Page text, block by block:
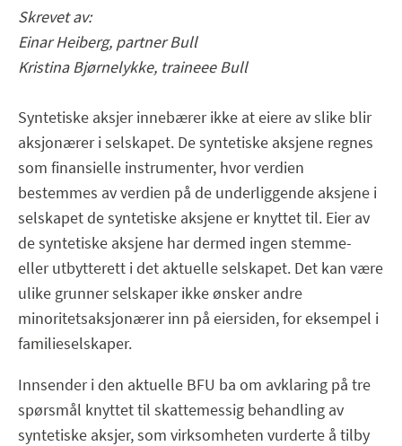
Skrevet av:
Einar Heiberg, partner Bull
Kristina Bjørnelykke, traineee Bull
Syntetiske aksjer innebærer ikke at eiere av slike blir
aksjonærer i selskapet. De syntetiske aksjene regnes
som finansielle instrumenter, hvor verdien
bestemmes av verdien på de underliggende aksjene i
selskapet de syntetiske aksjene er knyttet til. Eier av
de syntetiske aksjene har dermed ingen stemme-
eller utbytterett i det aktuelle selskapet. Det kan være
ulike grunner selskaper ikke ønsker andre
minoritetsaksjonærer inn på eiersiden, for eksempel i
familieselskaper.
Innsender i den aktuelle BFU ba om avklaring på tre
spørsmål knyttet til skattemessig behandling av
syntetiske aksjer, som virksomheten vurderte å tilby